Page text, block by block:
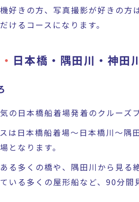
好きの方、写真撮影が好きの方
けるコースになります。
日本橋・隅田川・神田
の日本橋船着場発着のクルーズ
は日本橋船着場～日本橋川～隅
となります。
る多くの橋や、隅田川から見る
いる多くの屋形船など、90分間